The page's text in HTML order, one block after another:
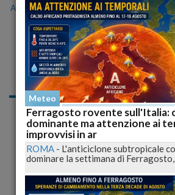
Ago Set Ott Nov Dic
Notizie di
Giugno 2018
Politica
Meteo
Ferragosto rovente sull'Italia:
dominante ma attenzione ai
improvvisi in ar
ROMA - L'anticiclone subtropicale
dominare la settimana di Ferragosto,